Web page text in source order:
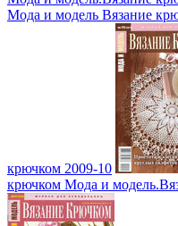
Мода и модель Вязание
крючком 2009-10
крючком Мода и